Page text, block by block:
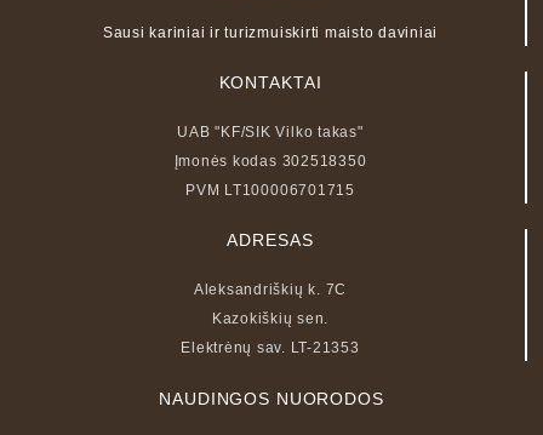
Sausi kariniai ir turizmuiskirti maisto daviniai
KONTAKTAI
UAB "KF/SIK Vilko takas"
Įmonės kodas 302518350
PVM LT100006701715
ADRESAS
Aleksandriškių k. 7C
Kazokiškių sen.
Elektrėnų sav. LT-21353
NAUDINGOS NUORODOS